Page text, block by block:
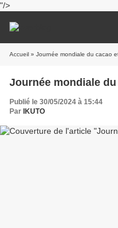
"/>
Accueil » Journée mondiale du cacao
Journée mondiale
Publié le 30/05/2024 à 15:44
Par IKUTO